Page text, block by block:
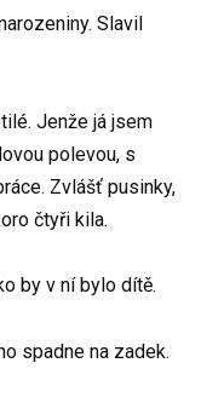
Slavil
Jenže já jsem
polevou, s
Zvlášť pusinky,
čtyři kila.
by v ní bylo dítě.
spadne na zadek.